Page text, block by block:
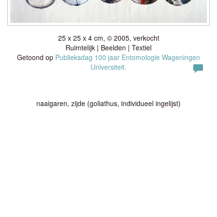
25 x 25 x 4 cm, © 2005, verkocht
Ruimtelijk | Beelden | Textiel
Getoond op Publieksdag 100 jaar Entomologie Wageningen
Universiteit.
naaigaren, zijde (goliathus, individueel ingelijst)